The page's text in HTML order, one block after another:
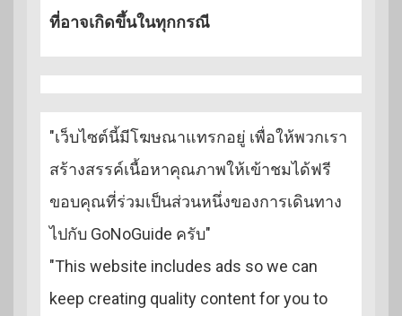
ที่อาจเกิดขึ้นในทุกกรณี
"เว็บไซต์นี้มีโฆษณาแทรกอยู่ เพื่อให้พวกเรา
สร้างสรรค์เนื้อหาคุณภาพให้เข้าชมได้ฟรี
ขอบคุณที่ร่วมเป็นส่วนหนึ่งของการเดินทาง
ไปกับ GoNoGuide ครับ"
"This website includes ads so we can
keep creating quality content for you to